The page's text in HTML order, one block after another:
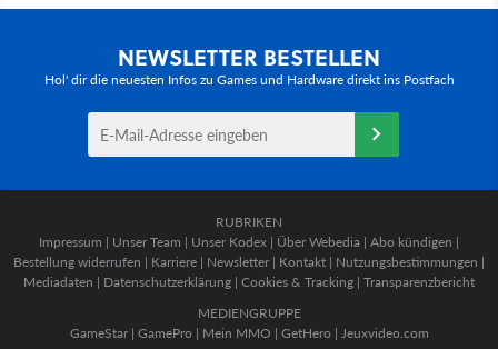
NEWSLETTER BESTELLEN
Hol' dir die neuesten Infos zu Games und Hardware direkt ins Postfach
RUBRIKEN
Impressum | Unser Team | Unser Kodex | Über Webedia | Abo kündigen |
Bestellung widerrufen | Karriere | Newsletter | Kontakt | Nutzungsbestimmungen |
Mediadaten | Datenschutzerklärung | Cookies & Tracking | Transparenzbericht
MEDIENGRUPPE
GameStar| GamePro | Mein MMO | GetHero | Jeuxvideo.com